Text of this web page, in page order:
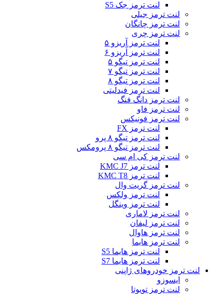
لنت ترمز جک S5
لنت ترمز جیلی
لنت ترمز چانگان
لنت ترمز چری
لنت ترمز آریزو ۵
لنت ترمز آریزو ۶
لنت ترمز تیگو ۵
لنت ترمز تیگو ۷
لنت ترمز تیگو ۸
لنت ترمز فیدلیتی
لنت ترمز دانگ فنگ
لنت ترمز فاو
لنت ترمز فونیکس
لنت ترمز FX
لنت ترمز تیگو ۸ پرو
لنت ترمز تیگو ۸ پرومکس
لنت ترمز کی ام سی
لنت ترمز KMC J7
لنت ترمز KMC T8
لنت ترمز گریت وال
لنت ترمز ولکس
لنت ترمز وینگل
لنت ترمز لاماری
لنت ترمز لیفان
لنت ترمز هاوال
لنت ترمز هایما
لنت ترمز هایما S5
لنت ترمز هایما S7
لنت ترمز خودروهای ژاپنی
ایسوزو
لنت ترمز تویوتا